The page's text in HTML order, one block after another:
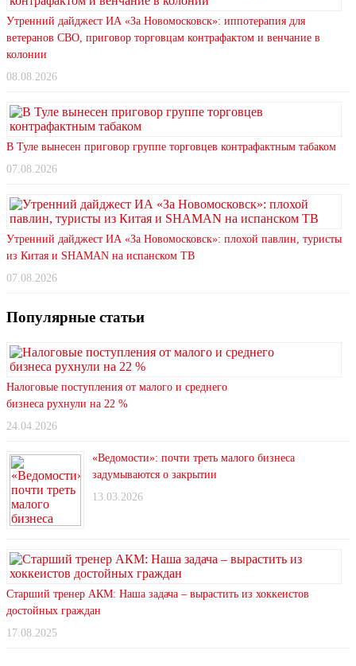
Утренний дайджест ИА «За Новомосковск»: иппотерапия для
ветеранов СВО, приговор торговцам контрафактом и венчание в
колонии
08.08.2026
В Туле вынесен приговор группе торговцев контрафактным табаком
07.08.2026
Утренний дайджест ИА «За Новомосковск»: плохой павлин, туристы
из Китая и SHAMAN на испанском ТВ
07.08.2026
Популярные статьи
Налоговые поступления от малого и среднего
бизнеса рухнули на 22 %
24.04.2026
«Ведомости»: почти треть малого бизнеса
задумываются о закрытии
13.03.2026
Старший тренер АКМ: Наша задача – вырастить из хоккеистов
достойных граждан
17.08.2025